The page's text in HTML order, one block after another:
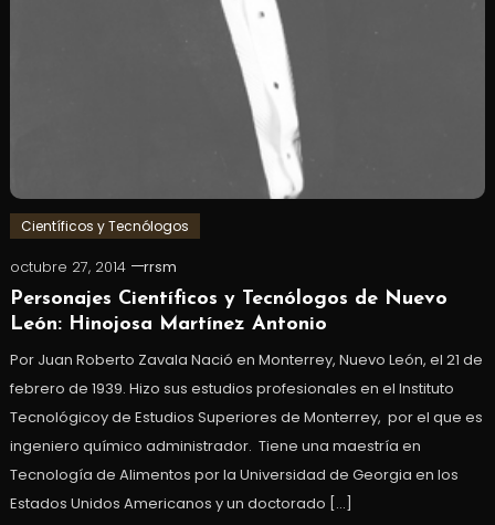
Científicos y Tecnólogos
octubre 27, 2014
rrsm
Personajes Científicos y Tecnólogos de Nuevo
León: Hinojosa Martínez Antonio
Por Juan Roberto Zavala Nació en Monterrey, Nuevo León, el 21 de
febrero de 1939. Hizo sus estudios profesionales en el Instituto
Tecnológicoy de Estudios Superiores de Monterrey, por el que es
ingeniero químico administrador. Tiene una maestría en
Tecnología de Alimentos por la Universidad de Georgia en los
Estados Unidos Americanos y un doctorado […]